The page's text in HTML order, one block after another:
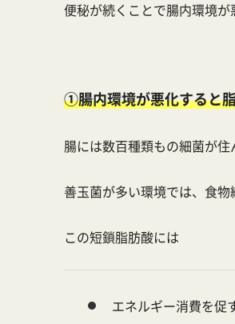
便秘が続くことで腸内環境
①腸内環境が悪化すると
腸には数百種類もの細菌が住
善玉菌が多い環境では、食
この短鎖脂肪酸には
エネルギー消費を促